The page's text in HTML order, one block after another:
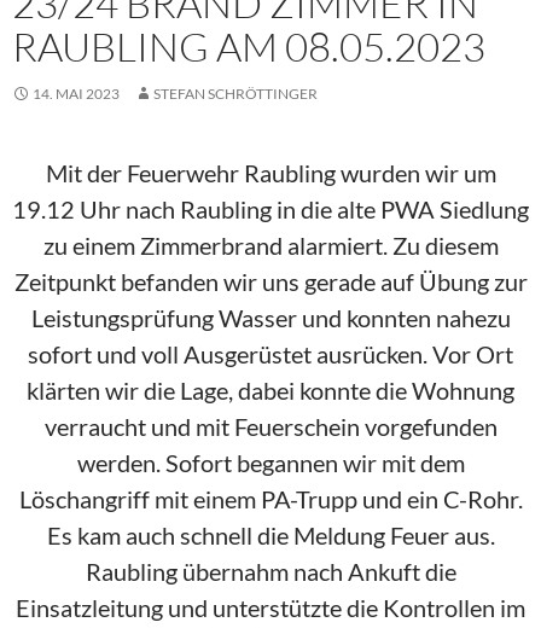
RAUBLING AM 08.05.2023
14. MAI 2023 STEFAN SCHRÖTTINGER
Mit der Feuerwehr Raubling wurden wir um
19.12 Uhr nach Raubling in die alte PWA Siedlung
zu einem Zimmerbrand alarmiert. Zu diesem
Zeitpunkt befanden wir uns gerade auf Übung zur
Leistungsprüfung Wasser und konnten nahezu
sofort und voll Ausgerüstet ausrücken. Vor Ort
klärten wir die Lage, dabei konnte die Wohnung
verraucht und mit Feuerschein vorgefunden
werden. Sofort begannen wir mit dem
Löschangriff mit einem PA-Trupp und ein C-Rohr.
Es kam auch schnell die Meldung Feuer aus.
Raubling übernahm nach Ankuft die
Einsatzleitung und unterstützte die Kontrollen im